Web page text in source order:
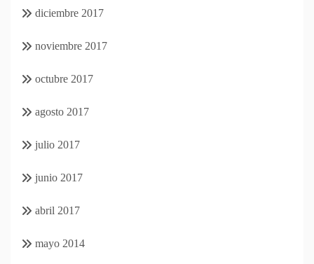
diciembre 2017
noviembre 2017
octubre 2017
agosto 2017
julio 2017
junio 2017
abril 2017
mayo 2014